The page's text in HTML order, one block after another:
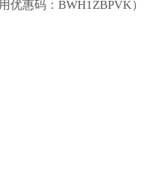
优惠码：BWH1ZBPVK）